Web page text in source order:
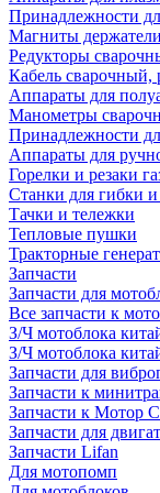
Принадлежности
Магниты
Редукторы
Кабель сварочный,
Аппараты для
Манометры
Принадлежности
Аппараты для
Горелки и резаки
Станки для гибки
Тачки и тележки
Тепловые пушки
Тракторные
Запчасти
Запчасти для
Все запчасти к
З/Ч мотоблока
З/Ч мотоблока
Запчасти для
Запчасти к
Запчасти к Мотор
Запчасти для
Запчасти Lifan
Для мотопомп